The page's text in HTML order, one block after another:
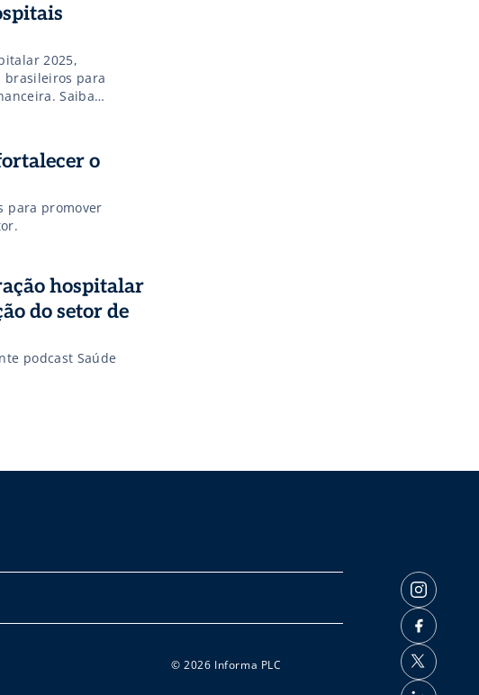
2025,
brasileiros para
Saiba
o
para promover
hospitalar
do setor de
podcast Saúde
© 2026 Informa PLC